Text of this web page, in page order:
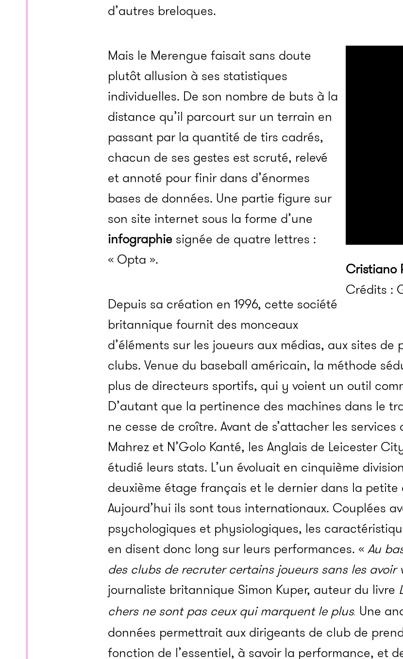
d’autres breloques.
Cristiano
Crédits :
Mais le Merengue faisait sans doute
plutôt allusion à ses statistiques
individuelles. De son nombre de buts à la
distance qu’il parcourt sur un terrain en
passant par la quantité de tirs cadrés,
chacun de ses gestes est scruté, relevé
et annoté pour finir dans d’énormes
bases de données. Une partie figure sur
son site internet sous la forme d’une
infographiesignée de quatre lettres :
« Opta ».
Depuis sa création en 1996, cette société
britannique fournit des monceaux
d’éléments sur les joueurs aux médias, aux sites de
clubs. Venue du baseball américain, la méthode
plus de directeurs sportifs, qui y voient un outil
D’autant que la pertinence des machines dans le
ne cesse de croître. Avant de s’attacher les
Mahrez et N’Golo Kanté, les Anglais de Leicester
étudié leurs stats. L’un évoluait en cinquième
deuxième étage français et le dernier dans la petite
Aujourd’hui ils sont tous internationaux. Couplées
psychologiques et physiologiques, les
en disent donc long sur leurs performances. «Au
des clubs de recruter certains joueurs sans les avoir
journaliste britannique Simon Kuper, auteur du livre
chers ne sont pas ceux qui marquent le plus. Une
données permettrait aux dirigeants de club de
fonction de l’essentiel, à savoir la performance, et